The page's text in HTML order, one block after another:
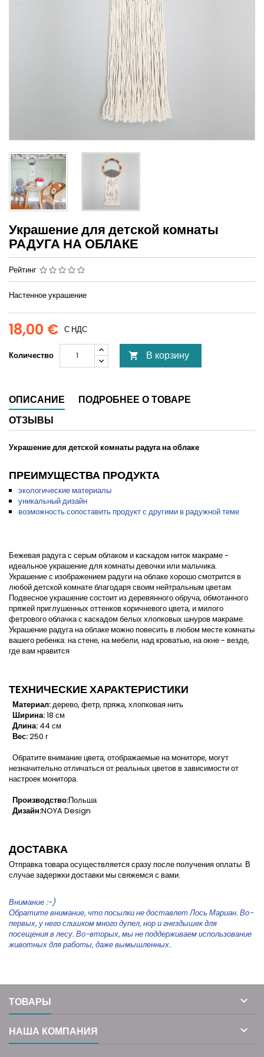
Украшение для детской комнаты
РАДУГА НА ОБЛАКЕ
Рейтинг
Настенное украшение
18,00 € С НДС
Количество  В корзину
ОПИСАНИЕ
ПОДРОБНЕЕ О ТОВАРЕ
ОТЗЫВЫ
Украшение для детской комнаты радуга на облаке
ПРЕИМУЩЕСТВА ПРОДУКТА
экологические материалы
уникальный дизайн
возможность сопоставить продукт с другими в радужной теме
Бежевая радуга с серым облаком и каскадом ниток макраме -
идеальное украшение для комнаты девочки или мальчика.
Украшение с изображением радуги на облаке хорошо смотрится в
любой детской комнате благодаря своим нейтральным цветам.
Подвесное украшение состоит из деревянного обруча, обмотанного
пряжей приглушенных оттенков коричневого цвета, и милого
фетрового облачка с каскадом белых хлопковых шнуров макраме.
Украшение радуга на облаке можно повесить в любом месте комнаты
вашего ребенка: на стене, на мебели, над кроватью, на окне - везде,
где вам нравится
ТEХНИЧЕСКИЕ ХАРАКТЕРИСТИКИ
Материал:дерево, фетр, пряжа, хлопковая нить
Ширина:18 см
Длина: 44 см
Вес:250 г
Обратите внимание цвета, отображаемые на мониторе, могут
незначительно отличаться от реальных цветов в зависимости от
настроек монитора.
Производство:Польша
Дизайн:NOYA Design
ДОСТАВКА
Отправка товара осуществляется сразу после получения оплаты. В
случае задержки доставки мы свяжемся с вами.
Внимание :-)
Обратите внимание, что посылки не доставлет Лось Мариан. Во-
первых, у него слишком много дупел, нор и гнездышек для
посещения в лесу. Во-вторых, мы не поддерживаем использование
животных для работы, даже вымышленных.
ТОВАРЫ 
НАША КОМПАНИЯ 